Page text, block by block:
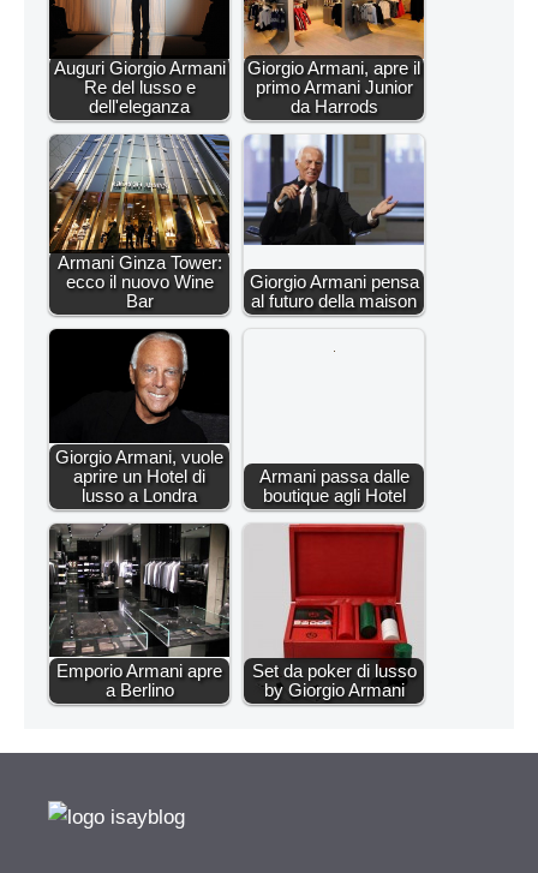
Auguri Giorgio Armani
Re del lusso e
dell'eleganza
Giorgio Armani, apre il
primo Armani Junior
da Harrods
Armani Ginza Tower:
ecco il nuovo Wine
Bar
Giorgio Armani pensa
al futuro della maison
Giorgio Armani, vuole
aprire un Hotel di
lusso a Londra
Armani passa dalle
boutique agli Hotel
Emporio Armani apre
a Berlino
Set da poker di lusso
by Giorgio Armani